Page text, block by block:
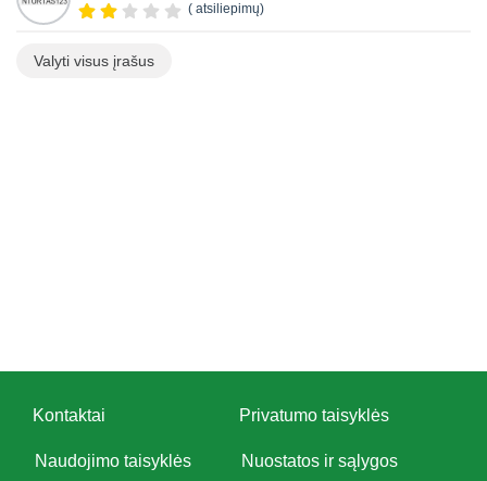
( atsiliepimų)
Valyti visus įrašus
Kontaktai Privatumo taisyklės
Naudojimo taisyklės Nuostatos ir sąlygos